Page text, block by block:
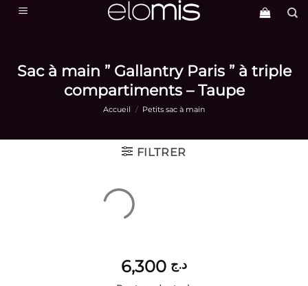
Passer
Sac à main ” Gallantry Paris ” à triple
compartiments – Taupe
Accueil / Petits sac à main
FILTRER
د.ج